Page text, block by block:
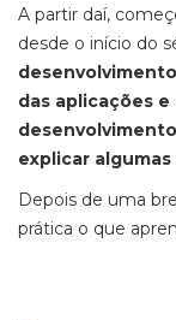
A partir daí,
desde o início do
das aplicações
explicar
Depois de uma
prática o que